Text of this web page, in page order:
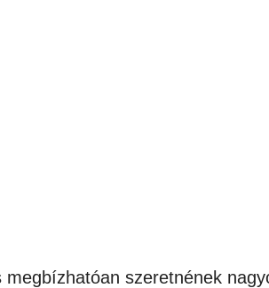
szeretnének